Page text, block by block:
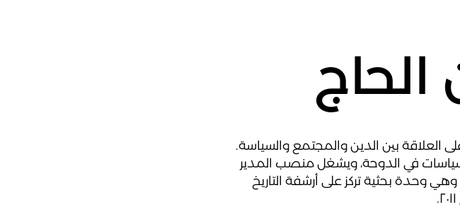
الحاج
العلاقة بين الدين والمجتمع والسياسة.
في الدوحة، ويشغل منصب المدير
وهي وحدة بحثية تركز على أرشفة التاريخ